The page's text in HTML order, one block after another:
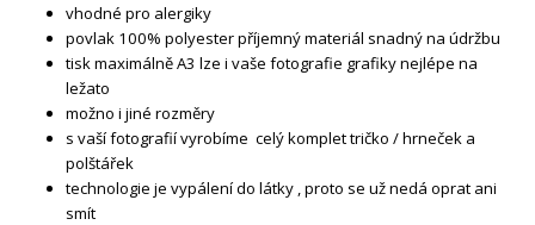
vhodné pro alergiky
povlak 100% polyester příjemný materiál snadný na údržbu
tisk maximálně A3 lze i vaše fotografie grafiky nejlépe na
ležato
možno i jiné rozměry
s vaší fotografií vyrobíme celý komplet tričko / hrneček a
polštářek
technologie je vypálení do látky , proto se už nedá oprat ani
smít